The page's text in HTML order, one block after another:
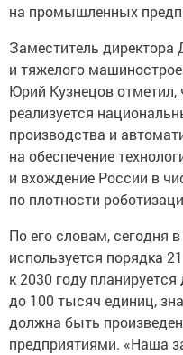
на промышленных
Заместитель директора
и тяжелого
Юрий Кузнецов отметил,
реализуется
производства и
на обеспечение
и вхождение России в
по плотности
По его словам, сегодня
используется порядка
к 2030 году
до 100 тысяч единиц,
должна быть
предприятиями. «Наша